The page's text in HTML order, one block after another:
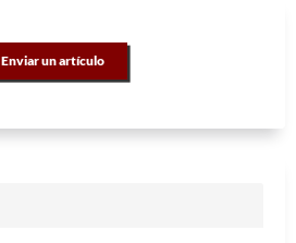
Enviar un artículo